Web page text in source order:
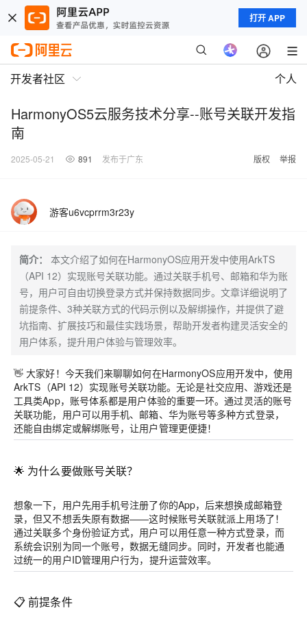
打开 APP
开发者社区 个人
HarmonyOS5云服务技术分享--账号关联开发指
南
2025-05-21 891 发布于广东 版权 举报
游客u6vcprrm3r23y
简介：
本文介绍了如何在HarmonyOS应用开发中使用ArkTS
（API 12）实现账号关联功能。通过关联手机号、邮箱和华为账
号，用户可自由切换登录方式并保持数据同步。文章详细说明了
前提条件、3种关联方式的代码示例以及解绑操作，并提供了避
坑指南、扩展技巧和最佳实践场景，帮助开发者构建灵活安全的
用户体系，提升用户体验与管理效率。
👋 大家好！今天我们来聊聊如何在HarmonyOS应用开发中，使用
ArkTS（API 12）实现账号关联功能。无论是社交应用、游戏还是
工具类App，账号体系都是用户体验的重要一环。通过灵活的账号
关联功能，用户可以用手机、邮箱、华为账号等多种方式登录，
还能自由绑定或解绑账号，让用户管理更便捷！
🌟 为什么要做账号关联？
想象一下，用户先用手机号注册了你的App，后来想换成邮箱登
录，但又不想丢失原有数据——这时候账号关联就派上用场了！
通过关联多个身份验证方式，用户可以用任意一种方式登录，而
系统会识别为同一个账号，数据无缝同步。同时，开发者也能通
过统一的用户ID管理用户行为，提升运营效率。
📋 前提条件